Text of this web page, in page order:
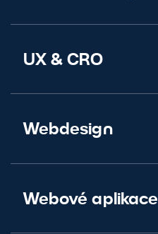
UX& CRO
Webdesign
Webové aplikace